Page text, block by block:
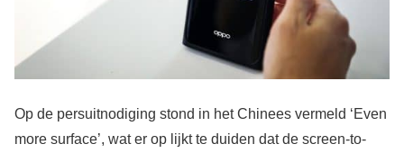
Op de persuitnodiging stond in het Chinees vermeld ‘Even
more surface’, wat er op lijkt te duiden dat de screen-to-